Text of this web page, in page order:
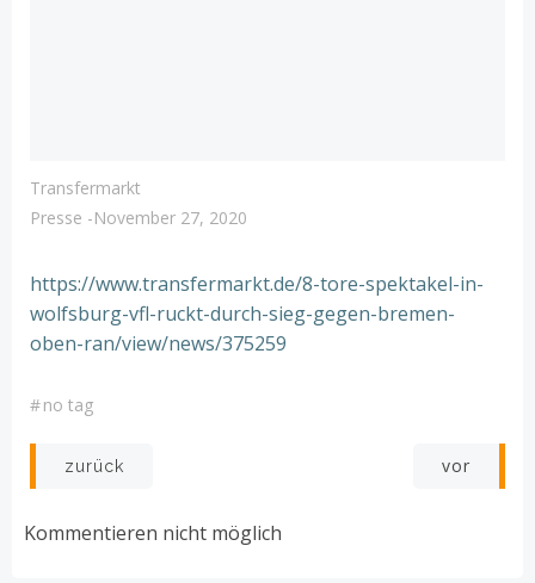
Transfermarkt
Presse -November 27, 2020
https://www.transfermarkt.de/8-tore-spektakel-in-
wolfsburg-vfl-ruckt-durch-sieg-gegen-bremen-
oben-ran/view/news/375259
#no tag
Post
navigation
zurück
navigation
vor
Kommentieren nicht möglich